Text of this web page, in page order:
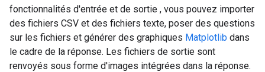
fonctionnalités d'entrée et de sortie , vous pouvez importer
des fichiers CSV et des fichiers texte, poser des questions
sur les fichiers et générer des graphiques Matplotlib dans
le cadre de la réponse. Les fichiers de sortie sont
renvoyés sous forme d'images intégrées dans la réponse.